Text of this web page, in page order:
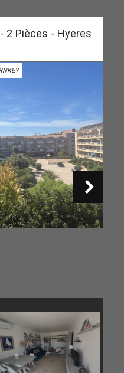
2 Pièces - Hyeres